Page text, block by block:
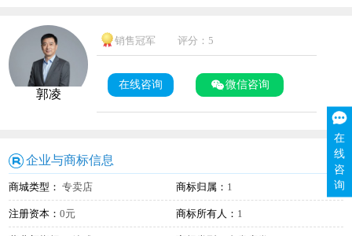
郭凌
销售冠军 评分：5
在线咨询 微信咨询
企业与商标信息
商城类型： 专卖店 商标归属： 1
注册资本：0元 商标所有人： 1
在
线
咨
询